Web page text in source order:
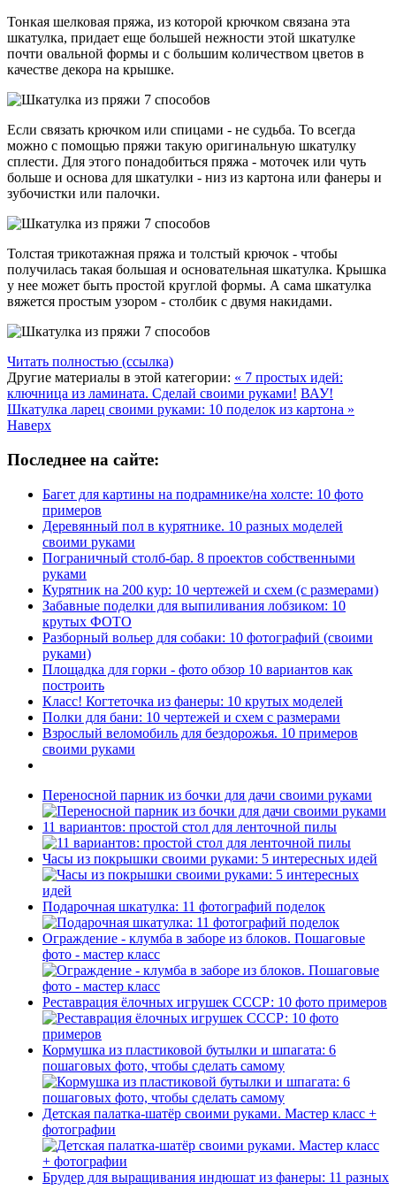
Тонкая шелковая пряжа, из которой крючком связана эта
шкатулка, придает еще большей нежности этой шкатулке
почти овальной формы и с большим количеством цветов в
качестве декора на крышке.
Если связать крючком или спицами - не судьба. То всегда
можно с помощью пряжи такую оригинальную шкатулку
сплести. Для этого понадобиться пряжа - моточек или чуть
больше и основа для шкатулки - низ из картона или фанеры и
зубочистки или палочки.
Толстая трикотажная пряжа и толстый крючок - чтобы
получилась такая большая и основательная шкатулка. Крышка
у нее может быть простой круглой формы. А сама шкатулка
вяжется простым узором - столбик с двумя накидами.
Читать полностью (ссылка)
Другие материалы в этой категории: « 7 простых идей:
ключница из ламината. Сделай своими руками! ВАУ!
Шкатулка ларец своими руками: 10 поделок из картона »
Наверх
Последнее на сайте:
Багет для картины на подрамнике/на холсте: 10 фото
примеров
Деревянный пол в курятнике. 10 разных моделей
своими руками
Пограничный столб-бар. 8 проектов собственными
руками
Курятник на 200 кур: 10 чертежей и схем (с размерами)
Забавные поделки для выпиливания лобзиком: 10
крутых ФОТО
Разборный вольер для собаки: 10 фотографий (своими
руками)
Площадка для горки - фото обзор 10 вариантов как
построить
Класс! Когтеточка из фанеры: 10 крутых моделей
Полки для бани: 10 чертежей и схем с размерами
Взрослый веломобиль для бездорожья. 10 примеров
своими руками
Переносной парник из бочки для дачи своими руками
11 вариантов: простой стол для ленточной пилы
Часы из покрышки своими руками: 5 интересных идей
Подарочная шкатулка: 11 фотографий поделок
Ограждение - клумба в заборе из блоков. Пошаговые
фото - мастер класс
Реставрация ёлочных игрушек СССР: 10 фото примеров
Кормушка из пластиковой бутылки и шпагата: 6
пошаговых фото, чтобы сделать самому
Детская палатка-шатёр своими руками. Мастер класс +
фотографии
Брудер для выращивания индюшат из фанеры: 11 разных